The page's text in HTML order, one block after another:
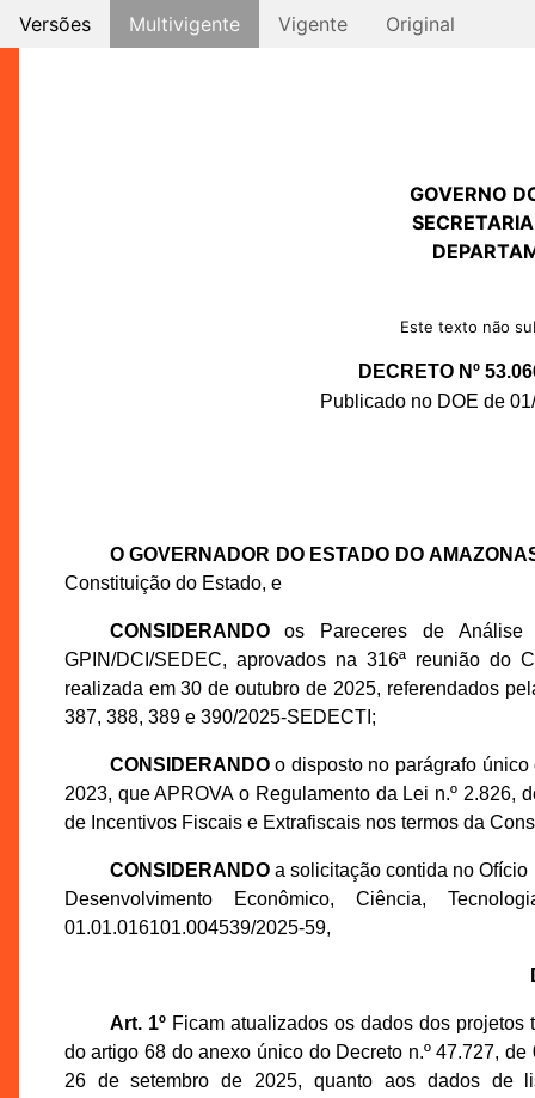
Versões Multivigente Vigente Original
GOVERNO
Este texto não
DECRETO Nº
Publicado no DOE de
O GOVERNADOR DO ESTADO DO
Constituição do Estado, e
CONSIDERANDOos Pareceres de Análise
GPIN/DCI/SEDEC, aprovados na 316ª reunião do
realizada em 30 de outubro de 2025, referendados
387, 388, 389 e 390/2025-SEDECTI;
CONSIDERANDOo disposto no parágrafo único
2023, que APROVA o Regulamento da Lei n.º 2.826,
de Incentivos Fiscais e Extrafiscais nos termos da
CONSIDERANDOa solicitação contida no Ofício
Desenvolvimento Econômico, Ciência,
01.01.016101.004539/2025-59,
Art. 1ºFicam atualizados os dados dos projetos
do artigo 68 do anexo único do Decreto n.º 47.727,
26 de setembro de 2025, quanto aos dados de